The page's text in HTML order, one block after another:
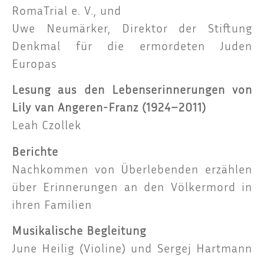
Roma­Tri­al e. V., und
Uwe Neu­mär­ker, Direk­tor der Stif­tung
Denk­mal für die ermor­de­ten Juden
Europas
Lesung aus den Lebens­er­in­ne­run­gen von
Lily van Ange­ren-Franz (1924–2011)
Leah Czol­lek
Berich­te
Nach­kom­men von Über­le­ben­den erzäh­len
über Erin­ne­run­gen an den Völ­ker­mord in
ihren Familien
Musi­ka­li­sche Beglei­tung
June Hei­lig (Vio­li­ne) und Ser­gej Hart­mann